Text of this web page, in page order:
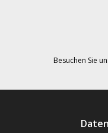
Besuchen Sie